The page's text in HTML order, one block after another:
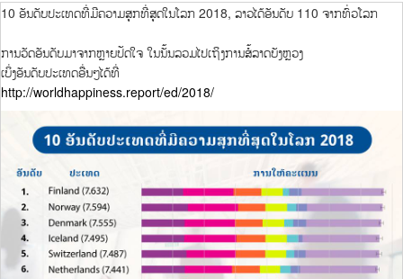
10 ອັນດັບປະເທດທີ່ມີຄວາມສຸກທີ່ສຸດໃນໂລກ 2018, ລາວໄດ້ອັນດັບ 110 ຈາກທົ່ວໂລກ
ການວັດອັນດັບມາຈາກຫຼາຍປັດໃຈ ໃນນັ້ນລວມໄປເຖິງການສໍ້ລາດບັງຫຼວງ
ເບິ່ງອັນດັບປະເທດອື່ນໆໄດ້ທີ່
http://worldhappiness.report/ed/2018/